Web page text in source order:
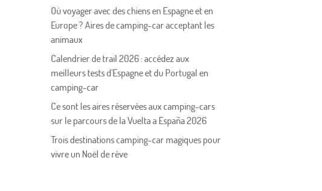
Où voyager avec des chiens en Espagne et en
Europe ? Aires de camping-car acceptant les
animaux
Calendrier de trail 2026 : accédez aux
meilleurs tests d'Espagne et du Portugal en
camping-car
Ce sont les aires réservées aux camping-cars
sur le parcours de la Vuelta a España 2026
Trois destinations camping-car magiques pour
vivre un Noël de rêve